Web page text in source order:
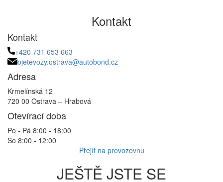
Kontakt
Kontakt
+420 731 653 663
ojetevozy.ostrava@autobond.cz
Adresa
Krmelínská 12
720 00 Ostrava – Hrabová
Otevírací doba
Po - Pá 8:00 - 18:00
So 8:00 - 12:00
Přejít na provozovnu
JEŠTĚ JSTE SE